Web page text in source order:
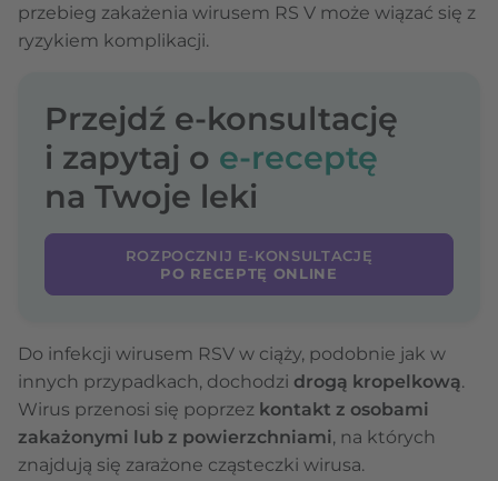
przebieg zakażenia wirusem RS V może wiązać się z
ryzykiem komplikacji.
Przejdź e-konsultację
i zapytaj o e-receptę
na Twoje leki
ROZPOCZNIJ E-KONSULTACJĘ
PO RECEPTĘ ONLINE
Do infekcji wirusem RSV w ciąży, podobnie jak w
innych przypadkach, dochodzi drogą kropelkową.
Wirus przenosi się poprzez kontakt z osobami
zakażonymi lub z powierzchniami, na których
znajdują się zarażone cząsteczki wirusa.